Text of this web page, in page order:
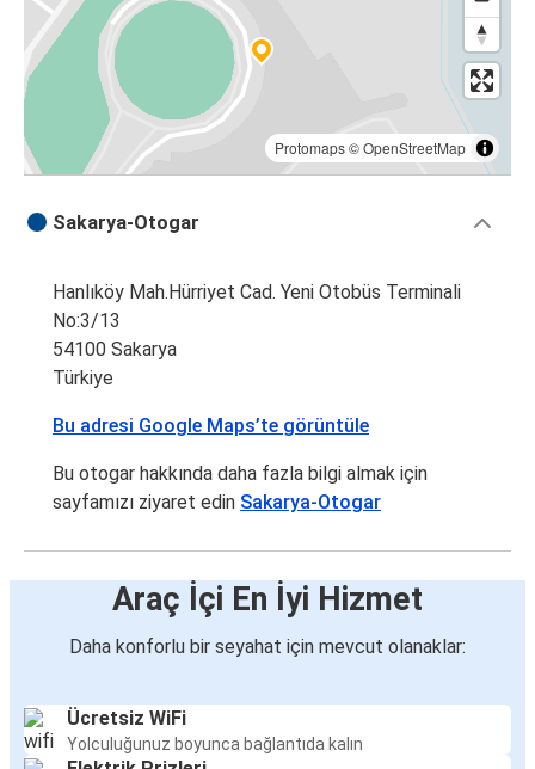
Protomaps©OpenStreetMap
Sakarya-Otogar
Hanlıköy Mah.Hürriyet Cad. Yeni Otobüs Terminali
No:3/13
54100 Sakarya
Türkiye
Bu adresi Google Maps’te görüntüle
Bu otogar hakkında daha fazla bilgi almak için
sayfamızı ziyaret edin Sakarya-Otogar
Araç İçi En İyi Hizmet
Daha konforlu bir seyahat için mevcut olanaklar:
Ücretsiz WiFi
Yolculuğunuz boyunca bağlantıda kalın